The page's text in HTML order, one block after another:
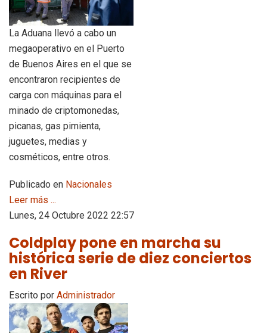
La Aduana llevó a cabo un
megaoperativo en el Puerto
de Buenos Aires en el que se
encontraron recipientes de
carga con máquinas para el
minado de criptomonedas,
picanas, gas pimienta,
juguetes, medias y
cosméticos, entre otros.
Publicado en Nacionales
Leer más ...
Lunes, 24 Octubre 2022 22:57
Coldplay pone en marcha su
histórica serie de diez conciertos
en River
Escrito por Administrador